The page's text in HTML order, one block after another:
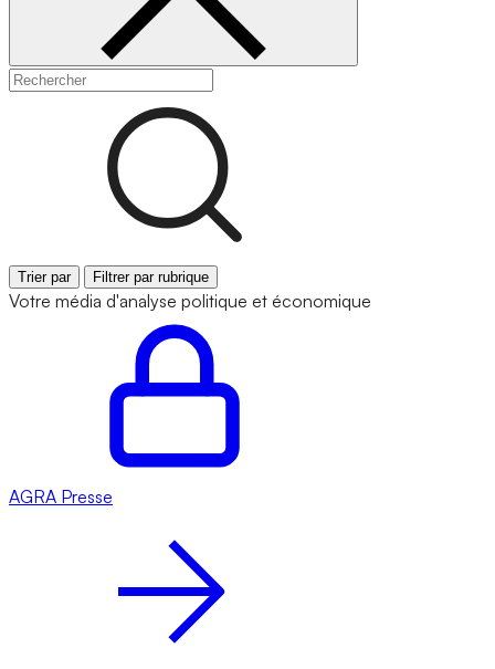
Trier par Filtrer par rubrique
Votre média d'analyse politique et économique
AGRA Presse